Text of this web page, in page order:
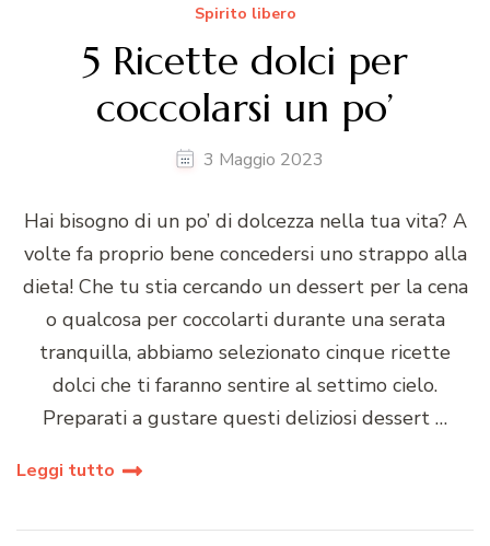
Spirito libero
5 Ricette dolci per
coccolarsi un po’
3 Maggio 2023
Hai bisogno di un po’ di dolcezza nella tua vita? A
volte fa proprio bene concedersi uno strappo alla
dieta! Che tu stia cercando un dessert per la cena
o qualcosa per coccolarti durante una serata
tranquilla, abbiamo selezionato cinque ricette
dolci che ti faranno sentire al settimo cielo.
Preparati a gustare questi deliziosi dessert …
Leggi tutto